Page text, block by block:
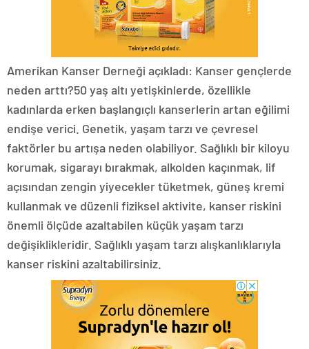
​Amerikan Kanser Derneği açıkladı: Kanser gençlerde
neden arttı?50 yaş altı yetişkinlerde, özellikle
kadınlarda erken başlangıçlı kanserlerin artan eğilimi
endişe verici. Genetik, yaşam tarzı ve çevresel
faktörler bu artışa neden olabiliyor. Sağlıklı bir kiloyu
korumak, sigarayı bırakmak, alkolden kaçınmak, lif
açısından zengin yiyecekler tüketmek, güneş kremi
kullanmak ve düzenli fiziksel aktivite, kanser riskini
önemli ölçüde azaltabilen küçük yaşam tarzı
değişiklikleridir. Sağlıklı yaşam tarzı alışkanlıklarıyla
kanser riskini azaltabilirsiniz.